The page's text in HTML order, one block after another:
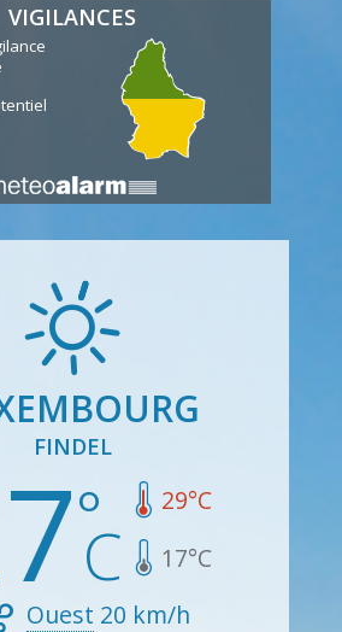
VIGILANCES
FINDEL
29°C
17°C
Ouest 20 km/h